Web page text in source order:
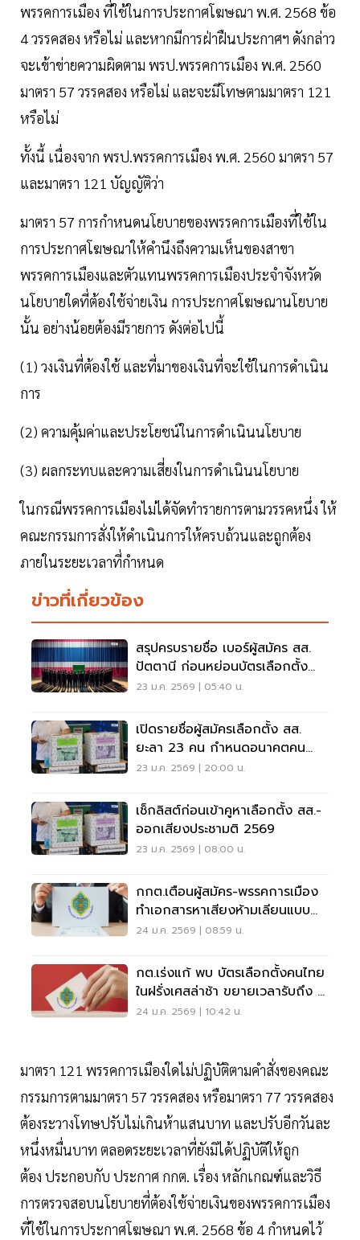
พรรคการเมือง ที่ใช้ในการประกาศโฆษณา พ.ศ. 2568 ข้อ
4 วรรคสอง หรือไม่ และหากมีการฝ่าฝืนประกาศฯ ดังกล่าว
จะเข้าข่ายความผิดตาม พรป.พรรคการเมือง พ.ศ. 2560
มาตรา 57 วรรคสอง หรือไม่ และจะมีโทษตามมาตรา 121
หรือไม่
ทั้งนี้ เนื่องจาก พรป.พรรคการเมือง พ.ศ. 2560 มาตรา 57
และมาตรา 121 บัญญัติว่า
มาตรา 57 การกำหนดนโยบายของพรรคการเมืองที่ใช้ใน
การประกาศโฆษณาให้คำนึงถึงความเห็นของสาขา
พรรคการเมืองและตัวแทนพรรคการเมืองประจำจังหวัด
นโยบายใดที่ต้องใช้จ่ายเงิน การประกาศโฆษณานโยบาย
นั้น อย่างน้อยต้องมีรายการ ดังต่อไปนี้
(1) วงเงินที่ต้องใช้ และที่มาของเงินที่จะใช้ในการดำเนิน
การ
(2) ความคุ้มค่าและประโยชน์ในการดำเนินนโยบาย
(3) ผลกระทบและความเสี่ยงในการดำเนินนโยบาย
ในกรณีพรรคการเมืองไม่ได้จัดทำรายการตามวรรคหนึ่ง ให้
คณะกรรมการสั่งให้ดำเนินการให้ครบถ้วนและถูกต้อง
ภายในระยะเวลาที่กำหนด
ข่าวที่เกี่ยวข้อง
สรุปครบรายชื่อ เบอร์ผู้สมัคร สส.
ปัตตานี ก่อนหย่อนบัตรเลือกตั้ง
2569
23 ม.ค. 2569 | 05:40 น.
เปิดรายชื่อผู้สมัครเลือกตั้ง สส.
ยะลา 23 คน กำหนดอนาคตคน
พื้นที่ 8 ก.พ. 69
23 ม.ค. 2569 | 20:00 น.
เช็กลิสต์ก่อนเข้าคูหาเลือกตั้ง สส.-
ออกเสียงประชามติ 2569
23 ม.ค. 2569 | 08:00 น.
กกต.เตือนผู้สมัคร-พรรคการเมือง
ทำเอกสารหาเสียงห้ามเลียนแบบ
บัตรเลือกตั้ง
24 ม.ค. 2569 | 08:59 น.
กต.เร่งแก้ พบ บัตรเลือกตั้งคนไทย
ในฝรั่งเศสล่าช้า ขยายเวลารับถึง 2
ก.พ.
24 ม.ค. 2569 | 10:42 น.
มาตรา 121 พรรคการเมืองใดไม่ปฏิบัติตามคำสั่งของคณะ
กรรมการตามมาตรา 57 วรรคสอง หรือมาตรา 77 วรรคสอง
ต้องระวางโทษปรับไม่เกินห้าแสนบาท และปรับอีกวันละ
หนึ่งหมื่นบาท ตลอดระยะเวลาที่ยังมิได้ปฏิบัติให้ถูก
ต้อง ประกอบกับ ประกาศ กกต. เรื่อง หลักเกณฑ์และวิธี
การตรวจสอบนโยบายที่ต้องใช้จ่ายเงินของพรรคการเมือง
ที่ใช้ในการประกาศโฆษณา พ.ศ. 2568 ข้อ 4 กำหนดไว้